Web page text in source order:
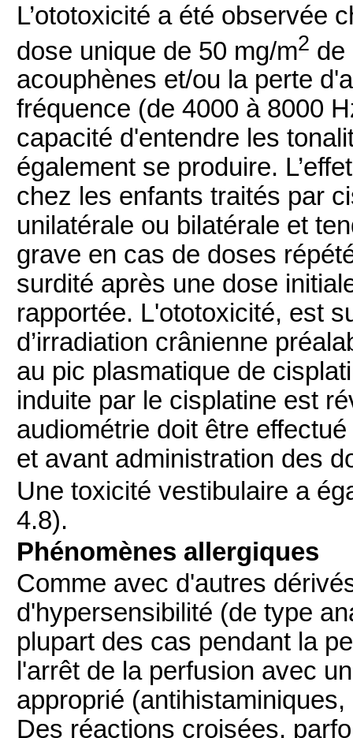
L’ototoxicité a été observée
dose unique de 50 mg/m2 de
acouphènes et/ou la perte
fréquence (de 4000 à 8000
capacité d'entendre les
également se produire.
chez les enfants traités par
unilatérale ou bilatérale et
grave en cas de doses
surdité après une dose
rapportée. L'ototoxicité, est
d’irradiation crânienne
au pic plasmatique de
induite par le cisplatine est
audiométrie doit être
et avant administration des
Une toxicité vestibulaire a
4.8).
Phénomènes allergiques
Comme avec d'autres
d'hypersensibilité (de type
plupart des cas pendant la
l'arrêt de la perfusion avec
approprié
Des réactions croisées,